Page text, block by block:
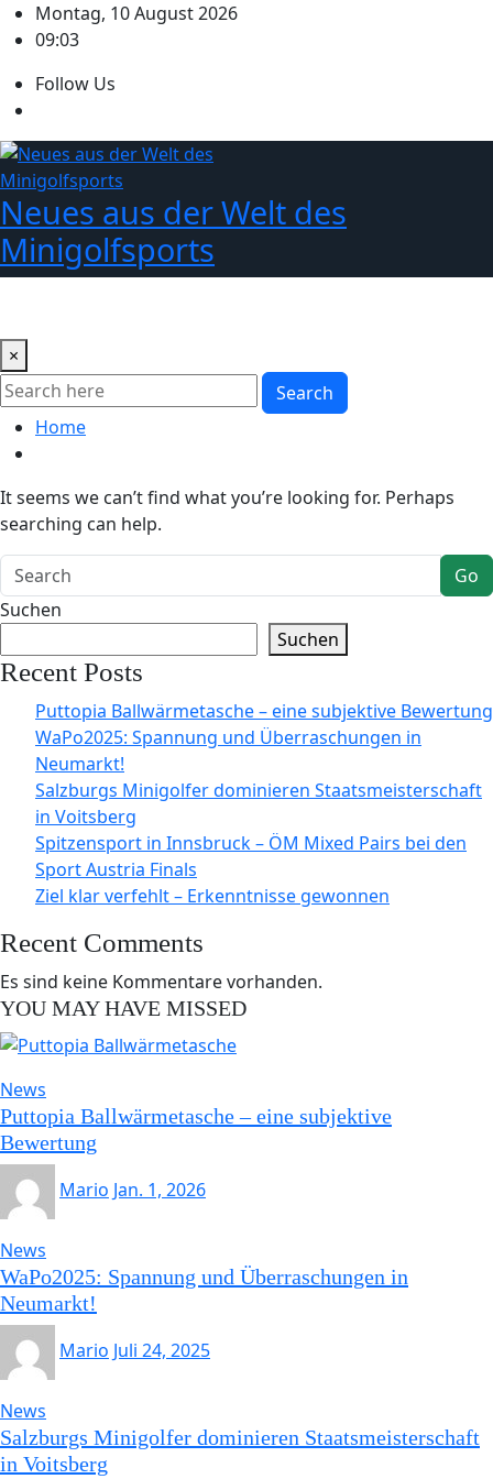
Skip
to
Montag, 10 August 2026
09:03
Follow Us
Neues aus der Welt des
Minigolfsports
×
Search
Home
It seems we can’t find what you’re looking for. Perhaps
searching can help.
Go
Suchen
Suchen
Recent Posts
Puttopia Ballwärmetasche – eine subjektive Bewertung
WaPo2025: Spannung und Überraschungen in
Neumarkt!
Salzburgs Minigolfer dominieren Staatsmeisterschaft
in Voitsberg
Spitzensport in Innsbruck – ÖM Mixed Pairs bei den
Sport Austria Finals
Ziel klar verfehlt – Erkenntnisse gewonnen
Recent Comments
Es sind keine Kommentare vorhanden.
YOU MAY HAVE MISSED
News
Puttopia Ballwärmetasche – eine subjektive
Bewertung
Mario Jan. 1, 2026
News
WaPo2025: Spannung und Überraschungen in
Neumarkt!
Mario Juli 24, 2025
News
Salzburgs Minigolfer dominieren Staatsmeisterschaft
in Voitsberg